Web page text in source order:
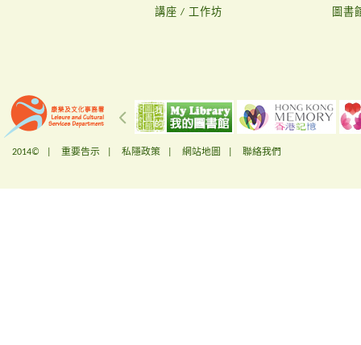
講座 / 工作坊
圖書
2014© | 重要告示 私隱政策 網站地圖 聯絡我們